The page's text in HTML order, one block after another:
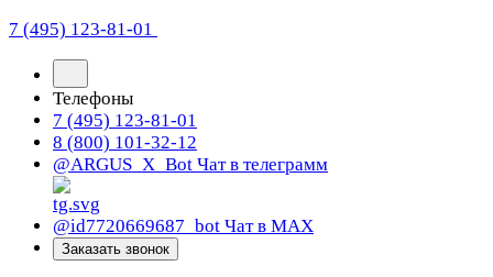
7 (495) 123-81-01
Телефоны
7 (495) 123-81-01
8 (800) 101-32-12
@ARGUS_X_Bot Чат в телеграмм
@id7720669687_bot Чат в МАХ
Заказать звонок